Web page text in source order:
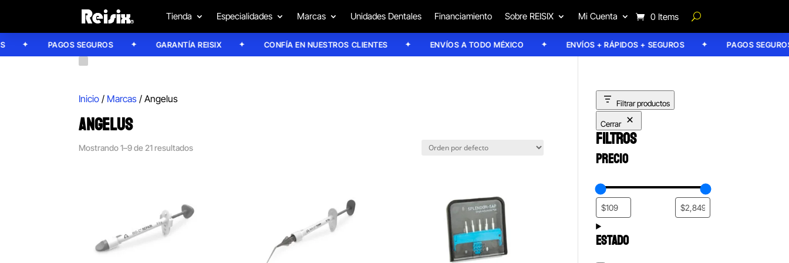
Tienda Especialidades Marcas Unidades Dentales Financiamiento Sobre REISIX Mi Cuenta 0 Items
PAGOS SEGUROS GARANTÍA REISIX CONFÍA EN NUESTROS CLIENTES ENVÍOS A TODO MÉXICO ENVÍOS + RÁPIDOS + SEGUROS PAGOS SEGUROS
Inicio / Marcas / Angelus
ANGELUS
Mostrando 1–9 de 21 resultados
Filtrar productos
Cerrar
FILTROS
PRECIO
ESTADO